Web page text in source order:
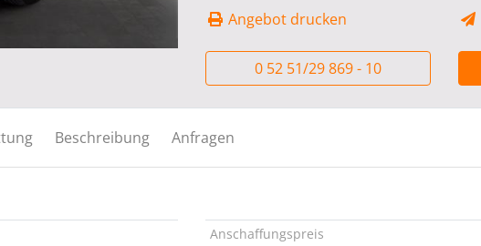
Angebot drucken
0 52 51/29 869 - 10
Beschreibung Anfragen
Anschaffungspreis